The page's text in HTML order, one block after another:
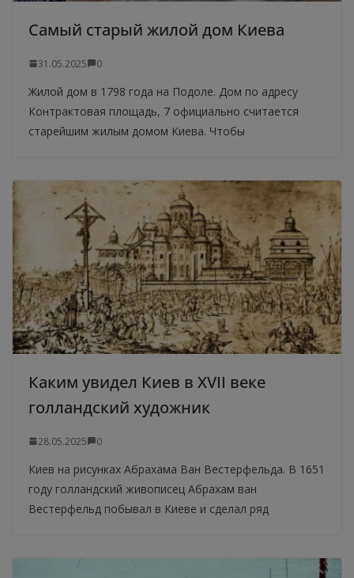
Самый старый жилой дом Киева
31.05.2025 0
Жилой дом в 1798 года на Подоле. Дом по адресу
Контрактовая площадь, 7 официально считается
старейшим жилым домом Киева. Чтобы
Каким увидел Киев в XVII веке
голландский художник
28.05.2025 0
Киев на рисунках Абрахама Ван Вестерфельда. В 1651
году голландский живописец Абрахам ван
Вестерфельд побывал в Киеве и сделал ряд